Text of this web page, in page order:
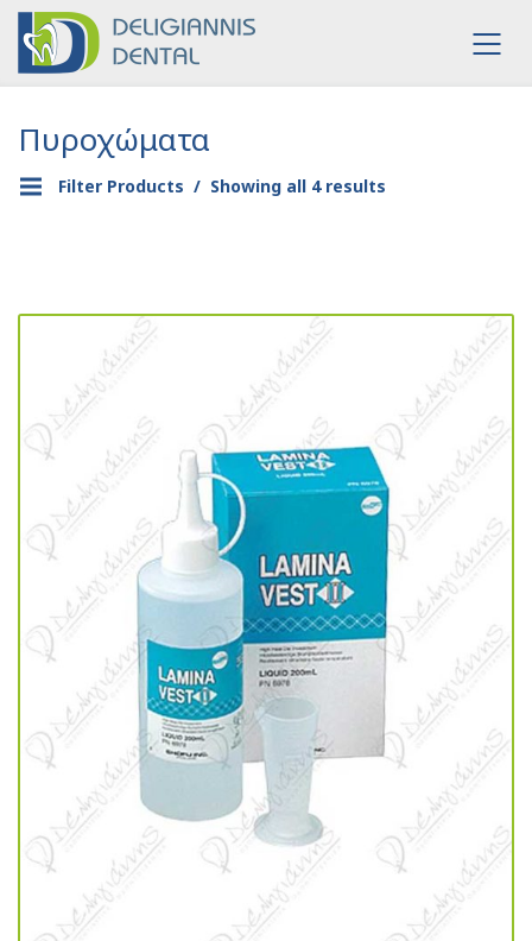
Πυροχώματα
Filter Products Showing all 4 results